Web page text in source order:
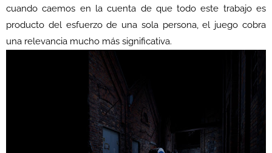
cuando caemos en la cuenta de que todo este trabajo es
producto del esfuerzo de una sola persona, el juego cobra
una relevancia mucho más significativa.